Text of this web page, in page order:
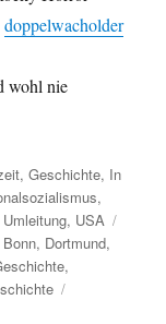
doppelwacholder
wohl nie
,Geschichte, In
,
Umleitung, USA
Bonn, Dortmund,
,